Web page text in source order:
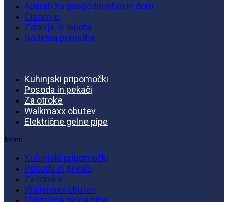
Aparati za gospodinjstvo in dom
Čiščenje
Zdravje in lepota
Dodatna ponudba
Kuhinjski pripomočki
Posoda in pekači
Za otroke
Walkmaxx obutev
Električne gelne pipe
Menu
Kuhinjski pripomočki
Posoda in pekači
Za otroke
Walkmaxx obutev